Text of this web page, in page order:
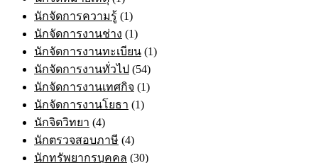
นักจัดการความรู้ (1)
นักจัดการงานช่าง (1)
นักจัดการงานทะเบียน (1)
นักจัดการงานทั่วไป (54)
นักจัดการงานเทศกิจ (1)
นักจัดการงานโยธา (1)
นักจิตวิทยา (4)
นักตรวจสอบภาษี (4)
นักทรัพยากรบุคคล (30)